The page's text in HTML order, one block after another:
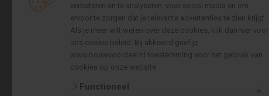
Bouwvoordeel is onderdeel van
Gesloten
verbeteren en te analyseren, voor social media en om
ervoor te zorgen dat je relevante advertenties te zien krijgt.
Als je meer wilt weten over deze cookies, klik dan hier voor
ons cookie beleid
. Bij akkoord geef je
www.bouwvoordeel.nl toestemming voor het gebruik van
cookies op onze website.
Functioneel